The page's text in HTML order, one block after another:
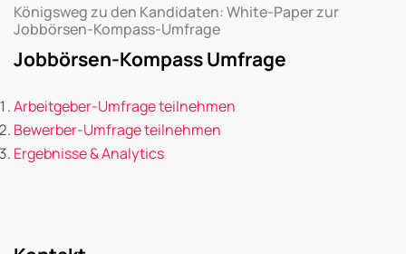
Königsweg zu den Kandidaten: White-Paper zur
Jobbörsen-Kompass-Umfrage
Jobbörsen-Kompass Umfrage
Arbeitgeber-Umfrage teilnehmen
Bewerber-Umfrage teilnehmen
Ergebnisse & Analytics